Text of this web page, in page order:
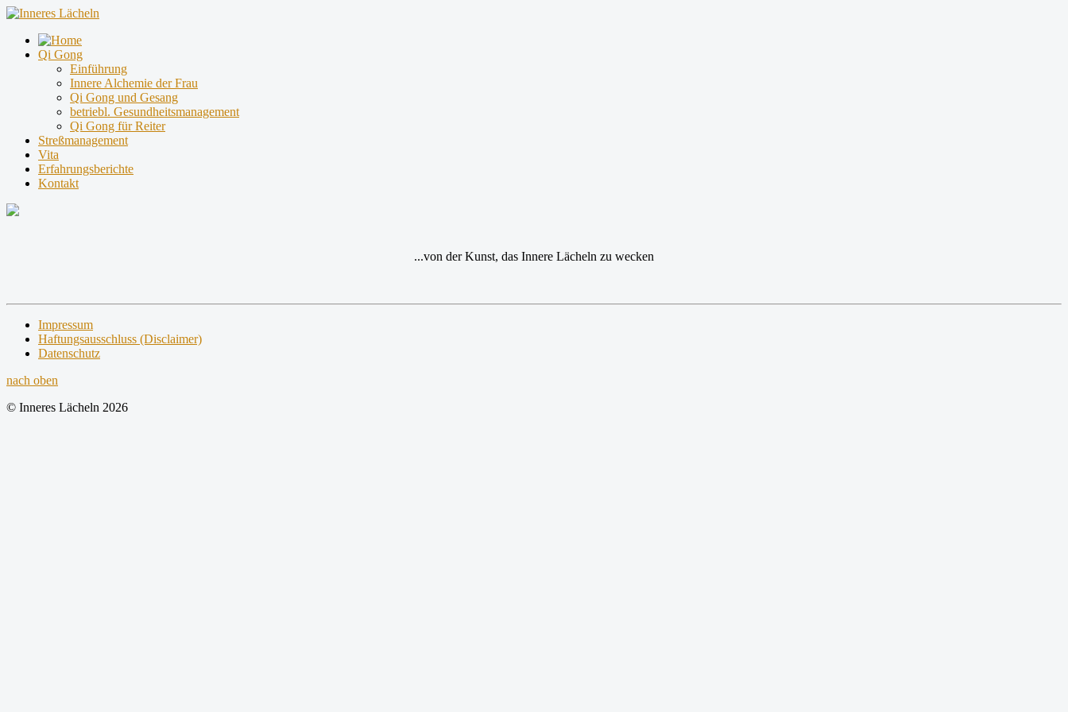
Qi Gong
Einführung
Innere Alchemie der Frau
Qi Gong und Gesang
betriebl. Gesundheitsmanagement
Qi Gong für Reiter
Streßmanagement
Vita
Erfahrungsberichte
Kontakt
...von der Kunst, das Innere Lächeln zu wecken
Impressum
Haftungsausschluss (Disclaimer)
Datenschutz
nach oben
© Inneres Lächeln 2026